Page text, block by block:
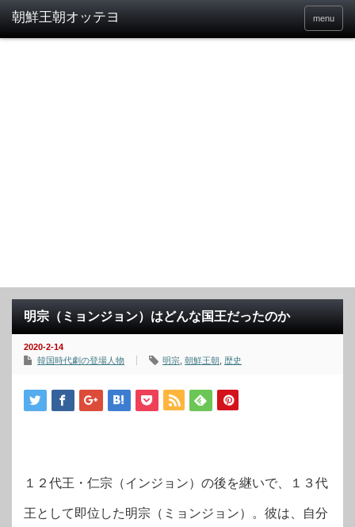
menu
明宗（ミョンジョン）はどんな国王だったのか
2020-2-14
韓国時代劇の登場人物
明宗 朝鮮王朝 歴史
１２代王・仁宗（インジョン）の後を継いで、１３代
王として即位した明宗（ミョンジョン）。彼は、自分